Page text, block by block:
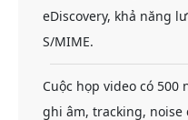
eDiscovery, khả năng
S/MIME.
Cuộc họp video có
ghi âm, tracking,